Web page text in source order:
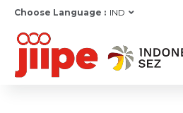
Choose Language : IND